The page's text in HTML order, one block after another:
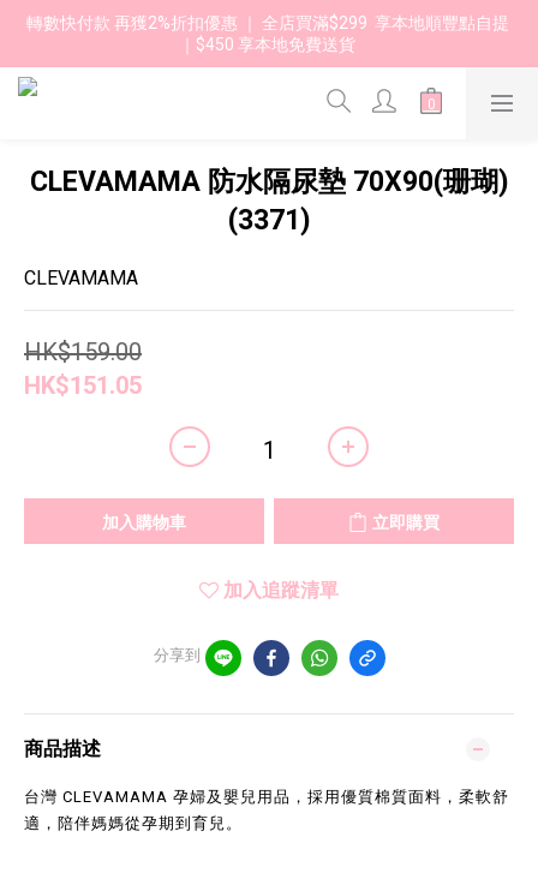
轉數快付款 再獲2%折扣優惠 ｜ 全店買滿$299  享本地順豐點自提
｜$450 享本地免費送貨
CLEVAMAMA 防水隔尿墊 70X90(珊瑚)
(3371)
CLEVAMAMA
HK$159.00
HK$151.05
加入購物車 立即購買
加入追蹤清單
分享到
商品描述
台灣 CLEVAMAMA 孕婦及嬰兒用品，採用優質棉質面料，柔軟舒
適，陪伴媽媽從孕期到育兒。